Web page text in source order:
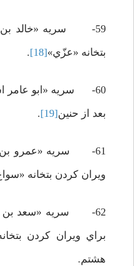
59- سريه «خالد بن
بتخانه «عزّي»[18]
.
60- سريه «ابو عامر اشعري» به «اوطاس»-
بعد از حنين[19]
.
61- سريه «عمرو
ويران کردن بتخانه
62- سريه «سعد بن
براي ويران کردن
هشتم.